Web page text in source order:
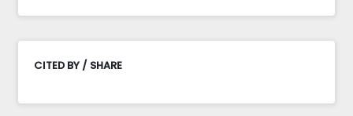
CITED BY / SHARE